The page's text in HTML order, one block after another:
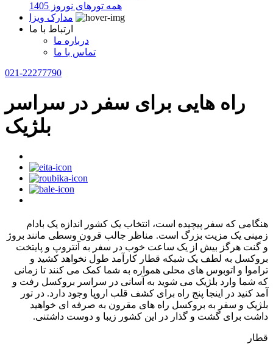
همه تورهای نوروز 1405
مدارک ویزا
ارتباط با ما
درباره ما
تماس با ما
021-22277790
راه هایی برای سفر در سراسر
بلژیک
هنگامی که سفر پیچیده است، انتخاب یک کشور اندازه یک بادام
زمینی یک مزیت بزرگ است. مناظر جالب قرون وسطی مانند بروژ
و گنت هرگز بیش از یک ساعت خوب در سفر به آنتروپ و پایتخت
بروکسل به لطف یک شبکه قطار کارآمد طول نخواهد کشید و
تراموا و اتوبوس های محلی همواره به شما کمک می کنند تا زمانی
که شما وارد بلژیک می شوید به آسانی در سراسر بروکسل رفت و
آمد کنید در اینجا پنج راه برای کشف قلب اروپا وجود دارد. در تور
بلژیک و سفر به بروکسل راه های مقرون به صرفه ای خواهید
داشت برای گشت و گذار در این کشور زیبا و دوست داشتنی.
قطار